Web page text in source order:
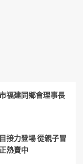
福建同鄉會理事長
接力登場 從親子冒
熱賣中